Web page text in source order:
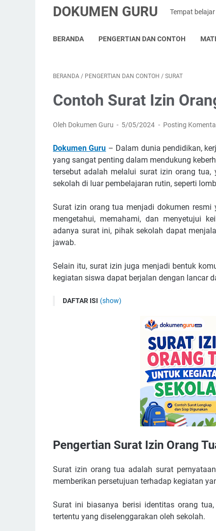
DOKUMEN GURU Tempat
BERANDA PENGERTIAN DAN CONTOH
BERANDA / PENGERTIAN DAN CONTOH / SURAT
Contoh Surat Izin
Oleh Dokumen Guru 5/05/2024 Posting
Dokumen Guru – Dalam dunia pendidikan,
yang sangat penting dalam mendukung
tersebut adalah melalui surat izin orang
sekolah di luar pembelajaran rutin, seperti
Surat izin orang tua menjadi dokumen
mengetahui, memahami, dan menyetujui
adanya surat ini, pihak sekolah dapat
jawab.
Selain itu, surat izin juga menjadi bentuk
kegiatan siswa dapat berjalan dengan lancar
DAFTAR ISI (show)
Fungsi Surat Izin Orang Tua
Struktur Surat Izin Orang Tua
Contoh Surat Izin Orang Tua untuk Kegiatan
Contoh Kegiatan yang Membutuhkan Surat Izin
Hal yang Perlu Diperhatikan
[Download] Contoh Surat Izin Orang Tua Untuk
Pengertian Surat Izin Orang
Surat izin orang tua adalah surat
memberikan persetujuan terhadap kegiatan
Surat ini biasanya berisi identitas orang
tertentu yang diselenggarakan oleh sekolah.